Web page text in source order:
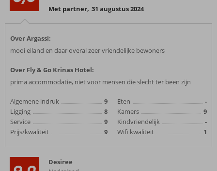
Met partner, 31 augustus 2024
Over Argassi:
mooi eiland en daar overal zeer vriendelijke bewoners
Over Fly & Go Krinas Hotel:
prima accommodatie, niet voor mensen die slecht ter been zijn
Algemene indruk
9
Ligging
8
Service
9
Prijs/kwaliteit
9
Eten
-
Kamers
9
Kindvriendelijk
-
Wifi kwaliteit
1
Desiree